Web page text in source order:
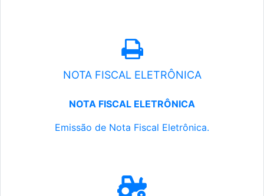
NOTA FISCAL ELETRÔNICA
NOTA FISCAL ELETRÔNICA
Emissão de Nota Fiscal Eletrônica.